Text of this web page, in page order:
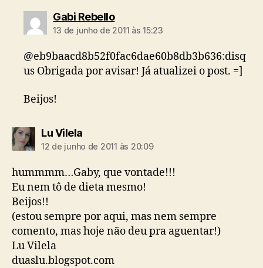
Gabi Rebellodiz:
13 de junho de 2011 às 15:23
@eb9baacd8b52f0fac6dae60b8db3b636:disq
us Obrigada por avisar! Já atualizei o post. =]
Beijos!
Lu Vileladiz:
12 de junho de 2011 às 20:09
hummmm…Gaby, que vontade!!!
Eu nem tô de dieta mesmo!
Beijos!!
(estou sempre por aqui, mas nem sempre
comento, mas hoje não deu pra aguentar!)
Lu Vilela
duaslu.blogspot.com